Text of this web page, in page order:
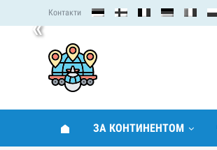
« Контакти
ЗА КОНТИНЕНТОМ